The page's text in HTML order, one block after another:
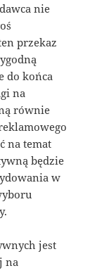
nie
przekaz
do końca
na
równie
na temat
będzie
w
jest
na